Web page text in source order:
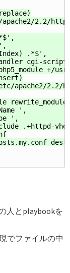
2.2/
.*$',
.*$',
cgi-
+/
apache2/
',
',
.+httpd-
人とplaybookを
でファイルの中